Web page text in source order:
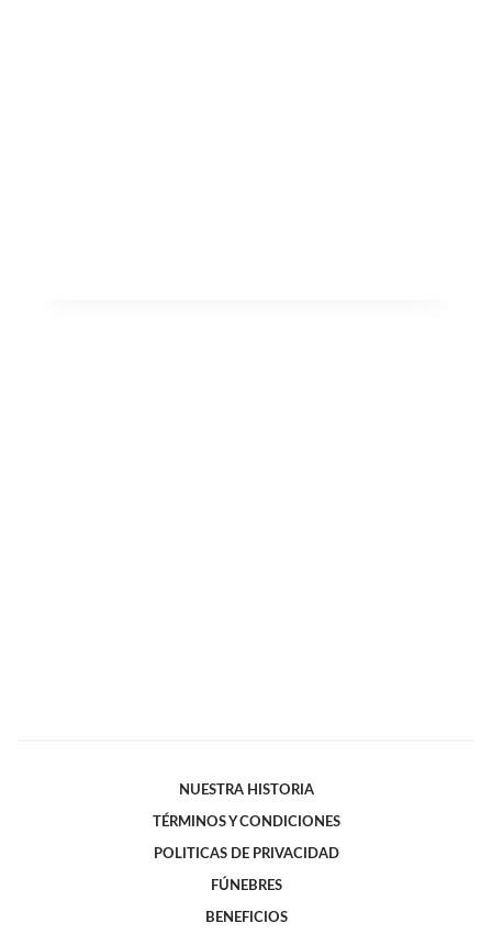
NUESTRA HISTORIA
TÉRMINOS Y CONDICIONES
POLITICAS DE PRIVACIDAD
FÚNEBRES
BENEFICIOS